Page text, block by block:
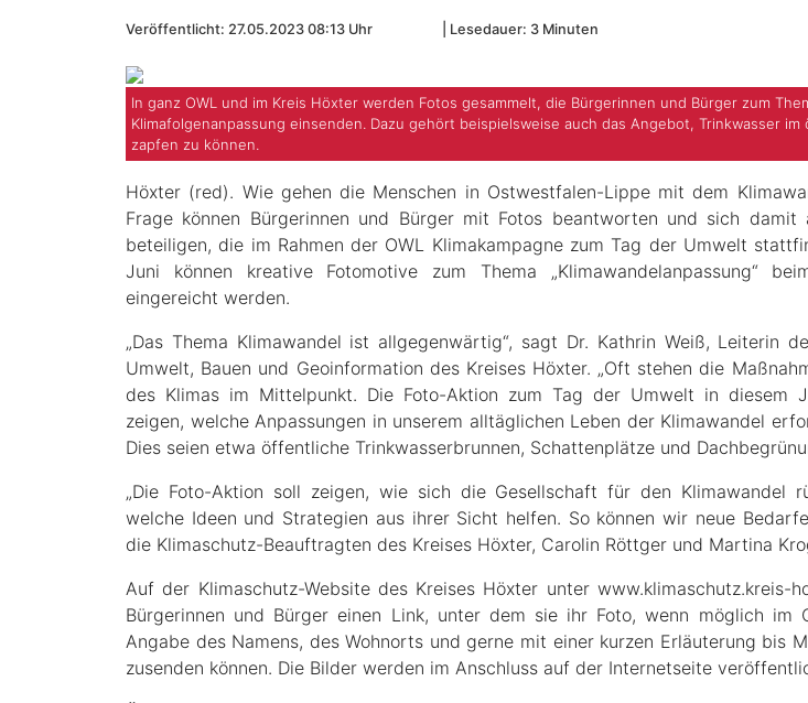
Veröffentlicht: 27.05.2023 08:13 Uhr Lesedauer: 3 Minuten
In ganz OWL und im Kreis Höxter werden Fotos gesammelt, die Bürgerinnen und Bürger zum
Klimafolgenanpassung einsenden. Dazu gehört beispielsweise auch das Angebot, Trinkwasser im
zapfen zu können.
Höxter (red). Wie gehen die Menschen in Ostwestfalen-Lippe mit dem
Frage können Bürgerinnen und Bürger mit Fotos beantworten und sich damit
beteiligen, die im Rahmen der OWL Klimakampagne zum Tag der Umwelt
Juni können kreative Fotomotive zum Thema „Klimawandelanpassung“
eingereicht werden.
„Das Thema Klimawandel ist allgegenwärtig“, sagt Dr. Kathrin Weiß, Leiterin
Umwelt, Bauen und Geoinformation des Kreises Höxter. „Oft stehen die
des Klimas im Mittelpunkt. Die Foto-Aktion zum Tag der Umwelt in diesem
zeigen, welche Anpassungen in unserem alltäglichen Leben der Klimawandel
Dies seien etwa öffentliche Trinkwasserbrunnen, Schattenplätze und
„Die Foto-Aktion soll zeigen, wie sich die Gesellschaft für den Klimawandel
welche Ideen und Strategien aus ihrer Sicht helfen. So können wir neue
die Klimaschutz-Beauftragten des Kreises Höxter, Carolin Röttger und Martina
Auf der Klimaschutz-Website des Kreises Höxter unter www.klimaschutz.kreis-
Bürgerinnen und Bürger einen Link, unter dem sie ihr Foto, wenn möglich im
Angabe des Namens, des Wohnorts und gerne mit einer kurzen Erläuterung bis
zusenden können. Die Bilder werden im Anschluss auf der Internetseite